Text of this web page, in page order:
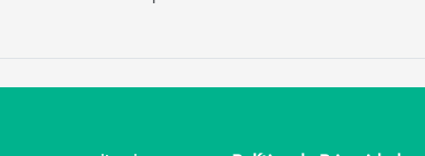
Corte Real, 975 Petrópolis | Porto
Do Sul – CNPJ 92.990.498/0001-03